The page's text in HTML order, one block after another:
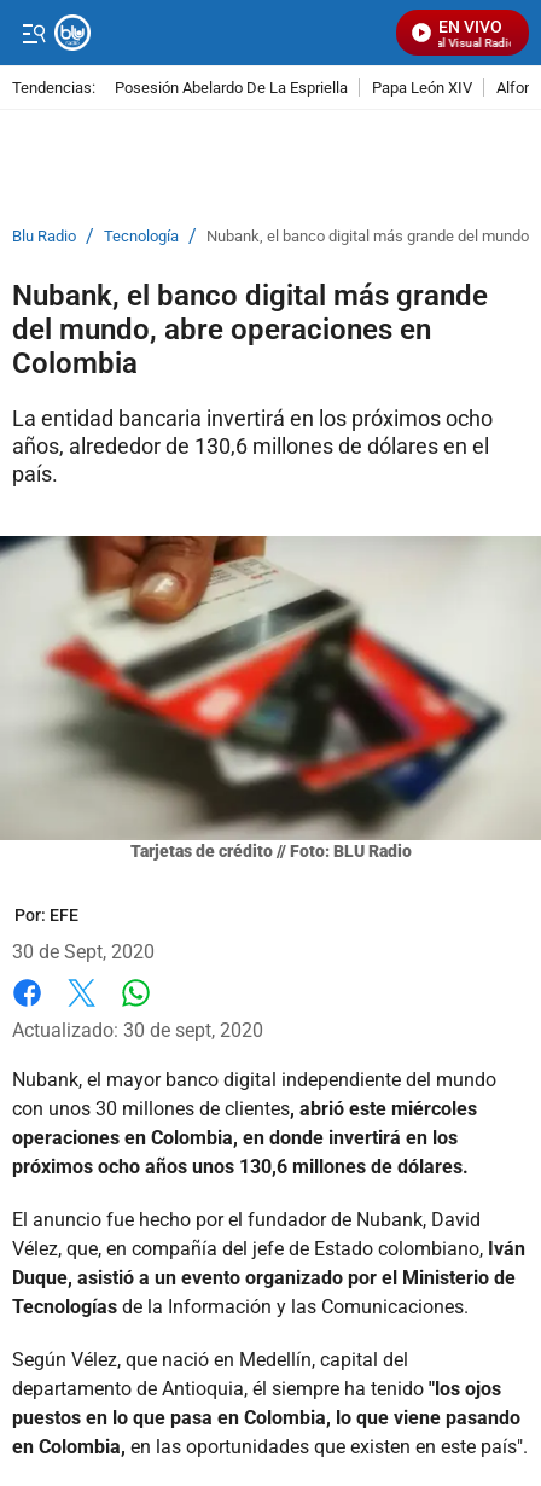
EN VIVO
Señal Visual Radio
Tendencias: Posesión Abelardo De La Espriella Papa León XIV
Blu Radio / Tecnología / Nubank, el banco digital más grande del mundo,
Nubank, el banco digital más grande
del mundo, abre operaciones en
Colombia
La entidad bancaria invertirá en los próximos ocho
años, alrededor de 130,6 millones de dólares en el
país.
Tarjetas de crédito // Foto: BLU Radio
Por: EFE
30 de Sept, 2020
Facebook
X
Actualizado: 30 de sept, 2020
Nubank, el mayor banco digital independiente del mundo
con unos 30 millones de clientes, abrió este miércoles
operaciones en Colombia, en donde invertirá en los
próximos ocho años unos 130,6 millones de dólares.
El anuncio fue hecho por el fundador de Nubank, David
Vélez, que, en compañía del jefe de Estado colombiano, Iván
Duque, asistió a un evento organizado por el Ministerio de
Tecnologías de la Información y las Comunicaciones.
Según Vélez, que nació en Medellín, capital del
departamento de Antioquia, él siempre ha tenido "los ojos
puestos en lo que pasa en Colombia, lo que viene pasando
en Colombia, en las oportunidades que existen en este país".